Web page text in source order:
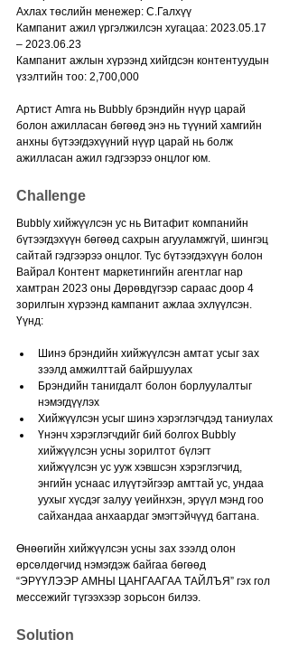
Ахлах төслийн менежер: С.Галхүү
Кампанит ажил үргэлжилсэн хугацаа: 2023.05.17
– 2023.06.23
Кампанит ажлын хүрээнд хийгдсэн контентуудын
үзэлтийн тоо: 2,700,000
Артист Amra нь Bubbly брэндийн нүүр царай
болон ажилласан бөгөөд энэ нь түүний хамгийн
анхны бүтээгдэхүүний нүүр царай нь болж
ажилласан ажил гэдгээрээ онцлог юм.
Challenge
Bubbly хийжүүлсэн ус нь Витафит компанийн
бүтээгдэхүүн бөгөөд сахрын агууламжгүй, шингэц
сайтай гэдгээрээ онцлог. Тус бүтээгдэхүүн болон
Вайрал Контент маркетингийн агентлаг нар
хамтран 2023 оны Дөрөвдүгээр сараас доор 4
зорилгын хүрээнд кампанит ажлаа эхлүүлсэн.
Үүнд:
Шинэ брэндийн хийжүүлсэн амтат усыг зах
зээлд амжилттай байршуулах
Брэндийн танигдалт болон борлуулалтыг
нэмэгдүүлэх
Хийжүүлсэн усыг шинэ хэрэглэгчдэд таниулах
Үнэнч хэрэглэгчдийг бий болгох Bubbly
хийжүүлсэн усны зорилтот бүлэгт
хийжүүлсэн ус ууж хэвшсэн хэрэглэгчид,
энгийн уснаас илүүтэйгээр амттай ус, ундаа
уухыг хүсдэг залуу үеийнхэн, эрүүл мэнд гоо
сайхандаа анхаардаг эмэгтэйчүүд багтана.
Өнөөгийн хийжүүлсэн усны зах зээлд олон
өрсөлдөгчид нэмэгдэж байгаа бөгөөд
“ЭРҮҮЛЭЭР АМНЫ ЦАНГААГАА ТАЙЛЪЯ” гэх гол
мессежийг түгээхээр зорьсон билээ.
Solution